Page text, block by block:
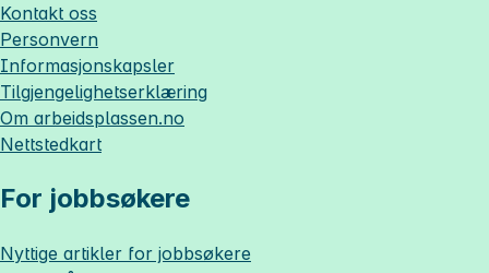
Kontakt oss
Personvern
Informasjonskapsler
Tilgjengelighetserklæring
Om arbeidsplassen.no
Nettstedkart
For jobbsøkere
Nyttige artikler for jobbsøkere